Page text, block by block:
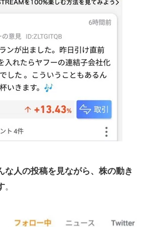
な人の投稿を見ながら、株の動き
。